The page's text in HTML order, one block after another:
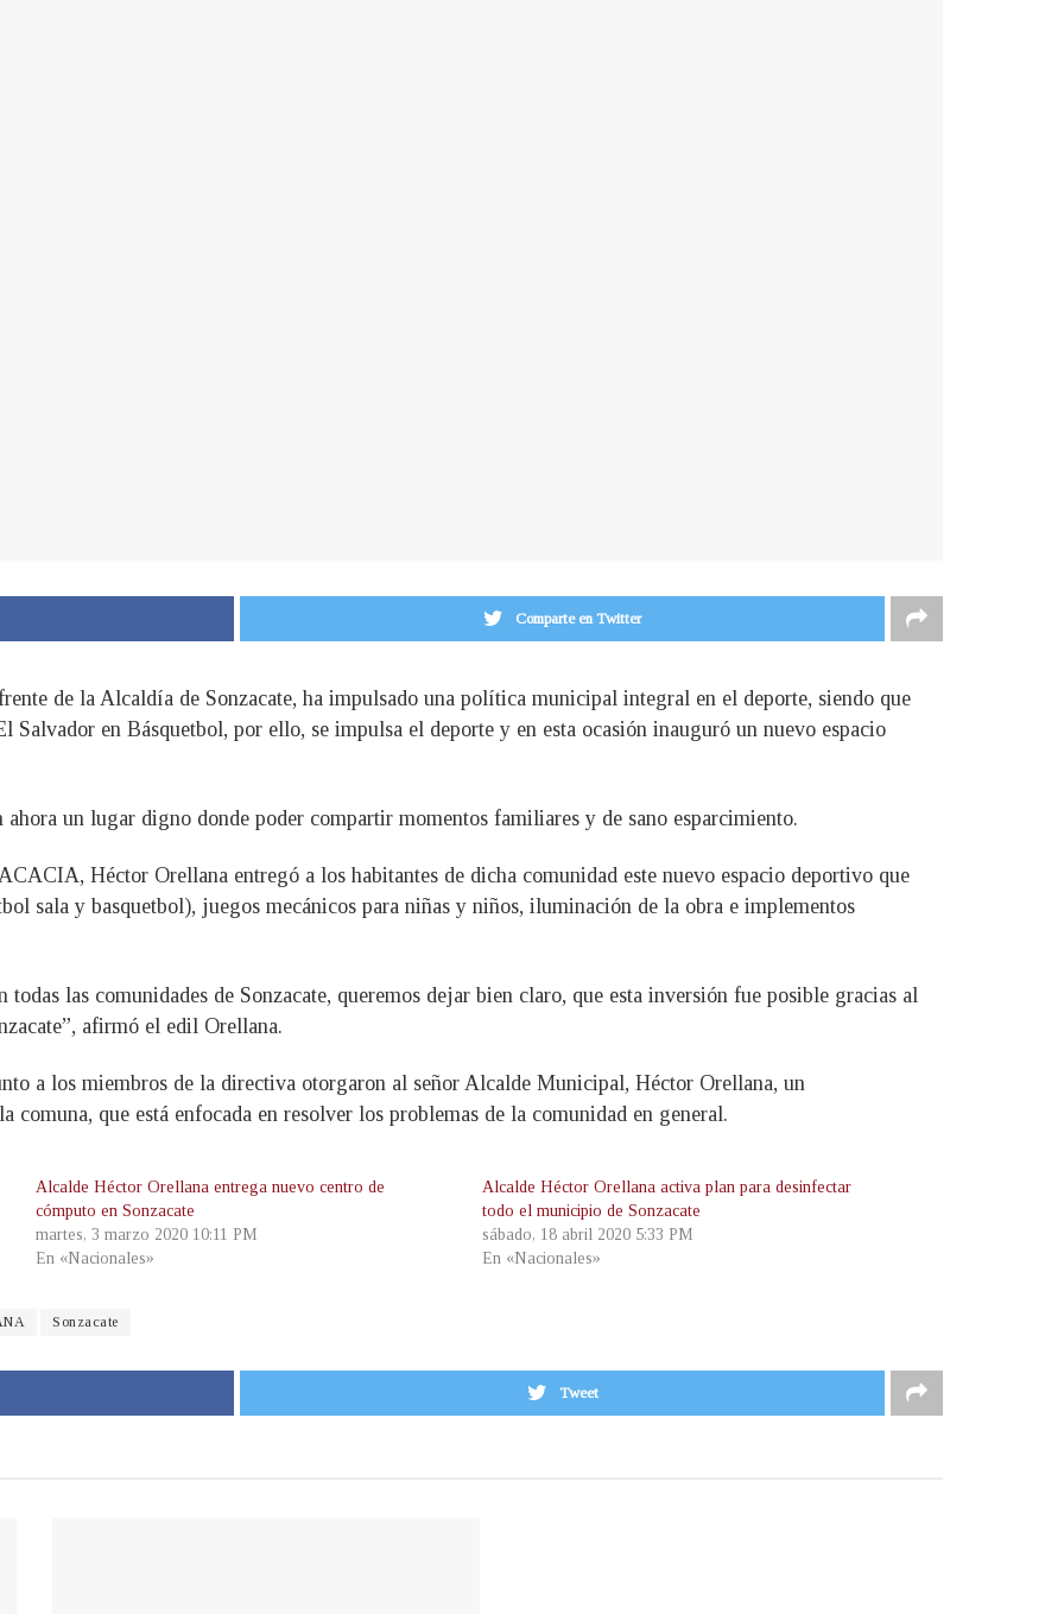
Comparte en Twitter
de la Alcaldía de Sonzacate, ha impulsado una política municipal integral en el deporte, siendo que
Salvador en Básquetbol, por ello, se impulsa el deporte y en esta ocasión inauguró un nuevo espacio
un lugar digno donde poder compartir momentos familiares y de sano esparcimiento.
Héctor Orellana entregó a los habitantes de dicha comunidad este nuevo espacio deportivo que
sala y basquetbol), juegos mecánicos para niñas y niños, iluminación de la obra e implementos
todas las comunidades de Sonzacate, queremos dejar bien claro, que esta inversión fue posible gracias al
afirmó el edil Orellana.
a los miembros de la directiva otorgaron al señor Alcalde Municipal, Héctor Orellana, un
que está enfocada en resolver los problemas de la comunidad en general.
Alcalde Héctor Orellana entrega nuevo centro de
cómputo en Sonzacate
martes, 3 marzo 2020 10:11 PM
En «Nacionales»
Alcalde Héctor Orellana activa plan para desinfectar
todo el municipio de Sonzacate
sábado, 18 abril 2020 5:33 PM
En «Nacionales»
Sonzacate
Tweet